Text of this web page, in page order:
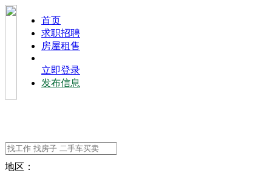
⾸⻚
求职招聘
房屋租售
立即登录
发布信息
地区：